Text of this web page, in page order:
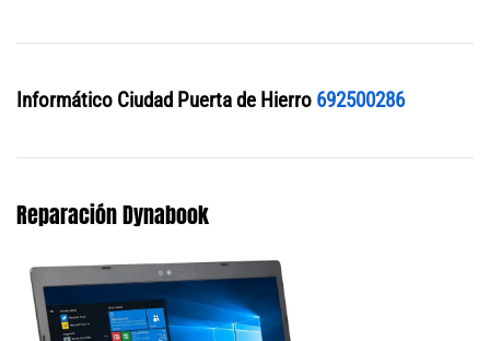
Informático Ciudad Puerta de Hierro 692500286
Reparación Dynabook